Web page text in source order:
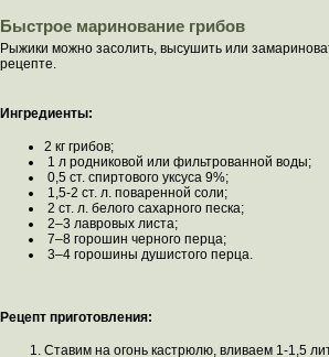
Быстрое маринование грибов
Рыжики можно засолить, высушить или
рецепте.
Ингредиенты:
2 кг грибов;
1 л родниковой или фильтрованной воды;
0,5 ст. спиртового уксуса 9%;
1,5-2 ст. л. поваренной соли;
2 ст. л. белого сахарного песка;
2–3 лавровых листа;
7–8 горошин черного перца;
3–4 горошины душистого перца.
Рецепт приготовления:
Ставим на огонь кастрюлю, вливаем 1-1,5